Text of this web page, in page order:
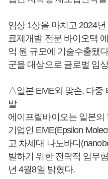
임상 1상을 마치고 2024
료제개발 전문 바이오텍
억 원 규모에 기술수출됐
군을 대상으로 글로벌 임
△일본 EME와 맞손, 다중
발
에이프릴바이오는 일본의
기업인 EME(Epsilon
고 차세대 나노바디
발하기 위한 전략적 업무
년 4월8일 밝혔다.